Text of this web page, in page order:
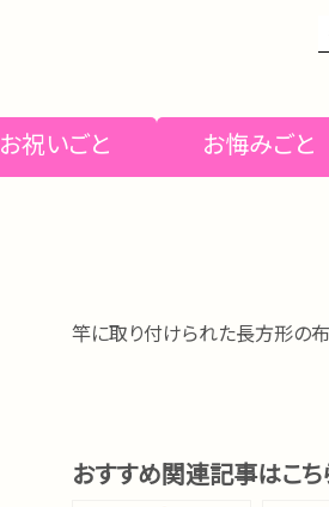
お祝いごと お悔みごと
竿に取り付けられた長方形の
おすすめ関連記事はこち